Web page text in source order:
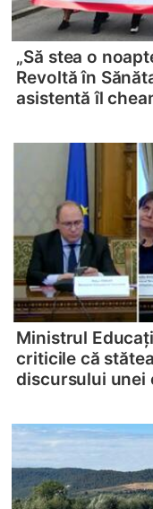
„Să stea o
Revoltă în
asistentă îl
Ministrul
criticile că
discursului unei